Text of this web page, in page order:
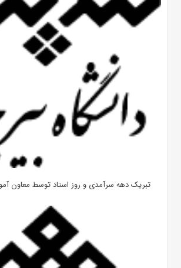
تبریک دهه سرآمدی و روز استاد توسط معاون